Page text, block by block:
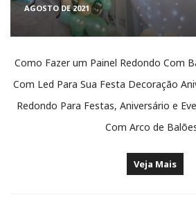
AGOSTO DE 2021
Como Fazer um Painel Redondo Com
Com Led Para Sua Festa Decoração
Redondo Para Festas, Aniversário e
Com Arco de
Veja Mais